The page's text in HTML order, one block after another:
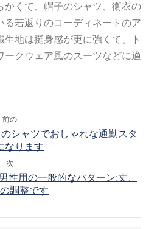
かくて、帽子のシャツ、衛衣の
る若返りのコーディネートのア
地は挺身感が更に強くて、ト
ークウェア風のスーツなどに適
前の
シャツでおしゃれな通勤スタ
なります
次
性用の一般的なパターン:丈、
調整です